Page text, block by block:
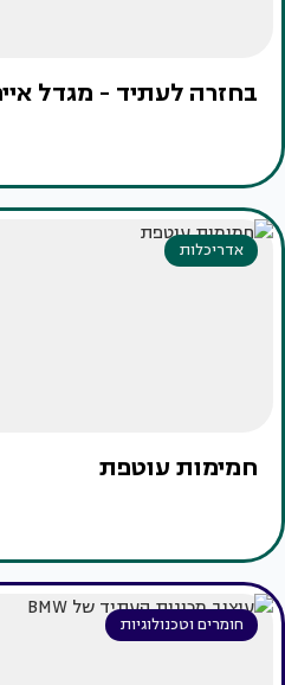
בחזרה לעתיד - מגדל
אדריכלות
חמימות עוטפת
חומרים וטכנולוגיות